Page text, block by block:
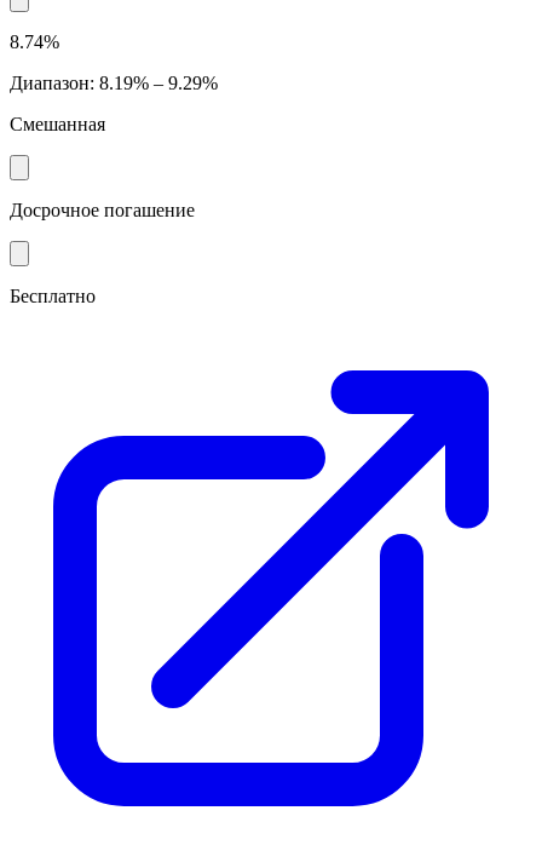
8.74%
Диапазон: 8.19% – 9.29%
Смешанная
Досрочное погашение
Бесплатно